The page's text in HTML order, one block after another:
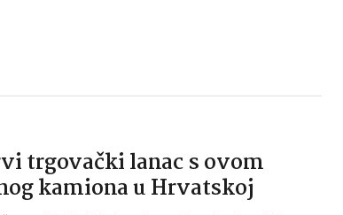
trgovački lanac s ovom
kamiona u Hrvatskoj